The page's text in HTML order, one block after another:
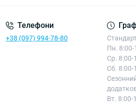
Телефони
+38 (097) 994-78-80
Пн. 8:00-
Ср. 8:00-
Сб. 8:00-
Вт. 8:00-